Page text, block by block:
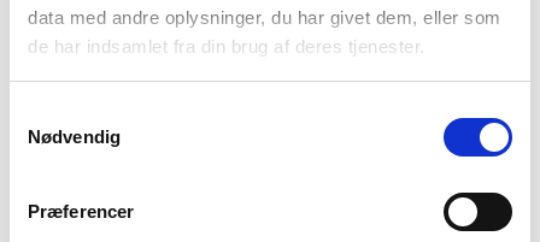
data med andre oplysninger, du har givet dem, eller som
de har indsamlet fra din brug af deres tjenester.
Nødvendig
Præferencer